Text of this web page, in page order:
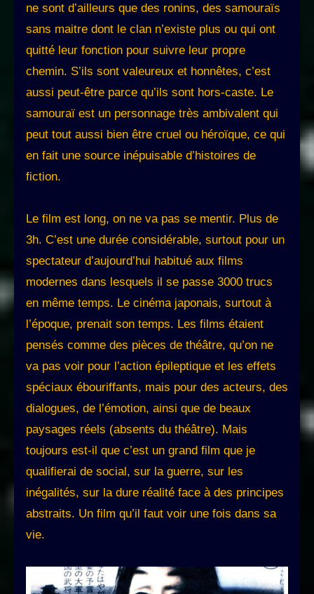
ne sont d’ailleurs que des ronins, des samouraïs
sans maitre dont le clan n’existe plus ou qui ont
quitté leur fonction pour suivre leur propre
chemin. S’ils sont valeureux et honnêtes, c’est
aussi peut-être parce qu’ils sont hors-caste. Le
samouraï est un personnage très ambivalent qui
peut tout aussi bien être cruel ou héroïque, ce qui
en fait une source inépuisable d’histoires de
fiction.
Le film est long, on ne va pas se mentir. Plus de
3h. C’est une durée considérable, surtout pour un
spectateur d’aujourd’hui habitué aux films
modernes dans lesquels il se passe 3000 trucs
en même temps. Le cinéma japonais, surtout à
l’époque, prenait son temps. Les films étaient
pensés comme des pièces de théâtre, qu’on ne
va pas voir pour l’action épileptique et les effets
spéciaux ébouriffants, mais pour des acteurs, des
dialogues, de l’émotion, ainsi que de beaux
paysages réels (absents du théâtre). Mais
toujours est-il que c’est un grand film que je
qualifierai de social, sur la guerre, sur les
inégalités, sur la dure réalité face à des principes
abstraits. Un film qu’il faut voir une fois dans sa
vie.